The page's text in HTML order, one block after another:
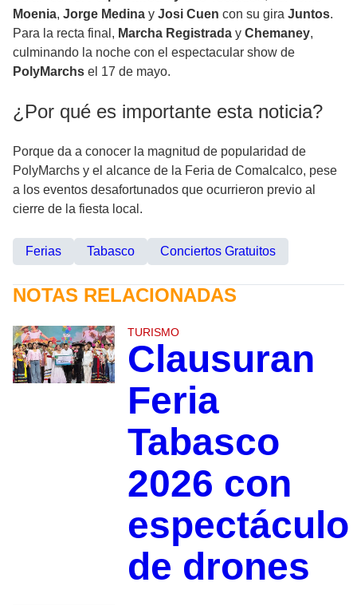
Moenia, Jorge Medina y Josi Cuen con su gira Juntos.
Para la recta final, Marcha Registrada y Chemaney,
culminando la noche con el espectacular show de
PolyMarchs el 17 de mayo.
¿Por qué es importante esta noticia?
Porque da a conocer la magnitud de popularidad de
PolyMarchs y el alcance de la Feria de Comalcalco, pese
a los eventos desafortunados que ocurrieron previo al
cierre de la fiesta local.
Ferias Tabasco Conciertos Gratuitos
NOTAS RELACIONADAS
TURISMO
Clausuran
Feria
Tabasco
2026 con
espectáculo
de drones